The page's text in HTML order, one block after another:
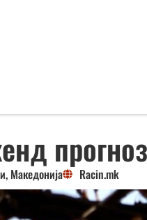
, Македонија Racin.mk